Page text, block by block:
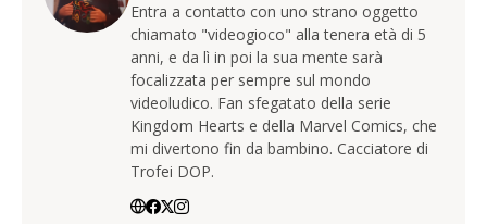
Entra a contatto con uno strano oggetto
chiamato "videogioco" alla tenera età di 5
anni, e da lì in poi la sua mente sarà
focalizzata per sempre sul mondo
videoludico. Fan sfegatato della serie
Kingdom Hearts e della Marvel Comics, che
mi divertono fin da bambino. Cacciatore di
Trofei DOP.